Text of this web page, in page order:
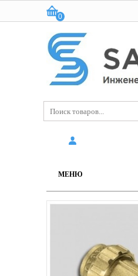
Корзина:
0
(пусто)
МЕНЮ